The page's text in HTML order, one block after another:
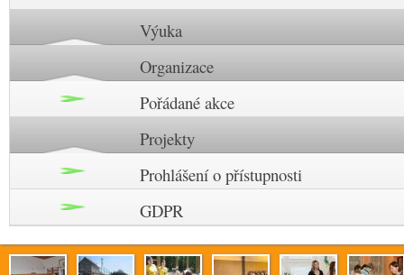
Výuka
Organizace
Pořádané akce
Projekty
Prohlášení o přístupnosti
GDPR